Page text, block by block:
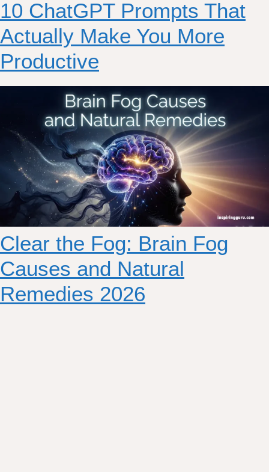
10 ChatGPT Prompts That
Actually Make You More
Productive
Clear the Fog: Brain Fog
Causes and Natural
Remedies 2026